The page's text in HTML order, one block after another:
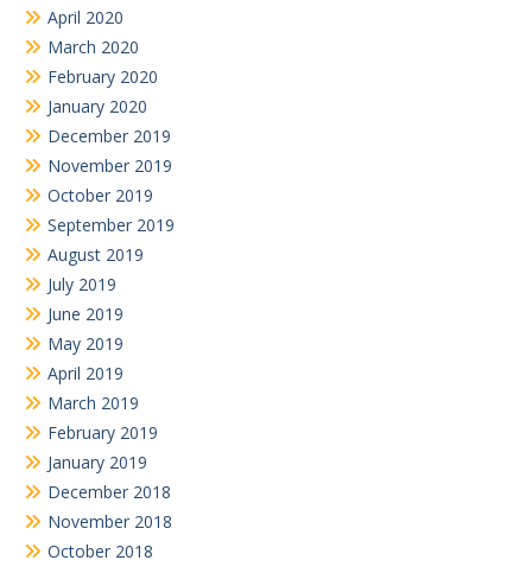
April 2020
March 2020
February 2020
January 2020
December 2019
November 2019
October 2019
September 2019
August 2019
July 2019
June 2019
May 2019
April 2019
March 2019
February 2019
January 2019
December 2018
November 2018
October 2018